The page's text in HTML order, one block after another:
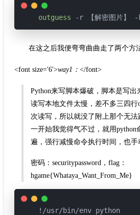
outguess
在这之后我便弯弯曲曲走了两个方
<font size='6'>way1： </font>
Python来写脚本爆破，脚本是写出
读写本地文件太慢，差不多三四行
次读写，所以就没了附上那个无法
一开始我觉得气不过，就用python
遍，强行减慢命令执行时间，也手
密码：securitypassword，flag：
hgame{Whataya_Want_From_Me}
!/usr/bin/env python